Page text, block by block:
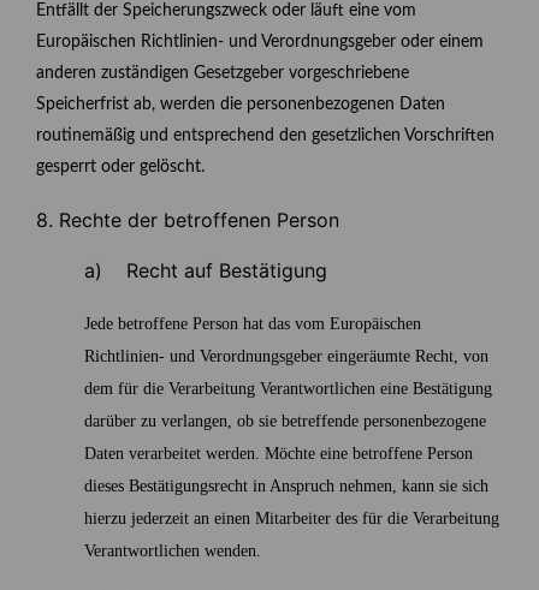
Entfällt der Speicherungszweck oder läuft eine vom
Europäischen Richtlinien- und Verordnungsgeber oder einem
anderen zuständigen Gesetzgeber vorgeschriebene
Speicherfrist ab, werden die personenbezogenen Daten
routinemäßig und entsprechend den gesetzlichen Vorschriften
gesperrt oder gelöscht.
8. Rechte der betroffenen Person
a) Recht auf Bestätigung
Jede betroffene Person hat das vom Europäischen
Richtlinien- und Verordnungsgeber eingeräumte Recht, von
dem für die Verarbeitung Verantwortlichen eine Bestätigung
darüber zu verlangen, ob sie betreffende personenbezogene
Daten verarbeitet werden. Möchte eine betroffene Person
dieses Bestätigungsrecht in Anspruch nehmen, kann sie sich
hierzu jederzeit an einen Mitarbeiter des für die Verarbeitung
Verantwortlichen wenden.